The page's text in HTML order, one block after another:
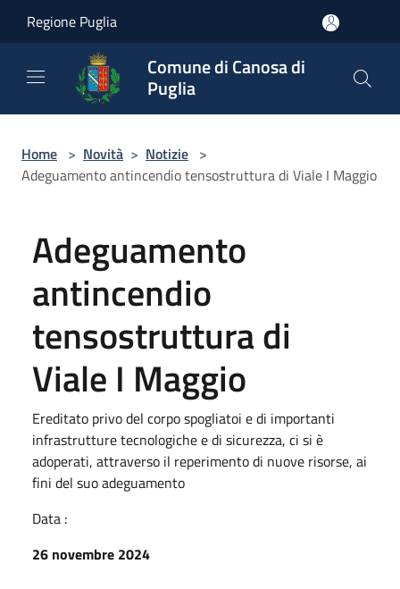
Regione Puglia
Comune di Canosa di
Puglia
Home > Novità > Notizie >
Adeguamento antincendio tensostruttura di Viale I Maggio
Adeguamento
antincendio
tensostruttura di
Viale I Maggio
Ereditato privo del corpo spogliatoi e di importanti
infrastrutture tecnologiche e di sicurezza, ci si è
adoperati, attraverso il reperimento di nuove risorse, ai
fini del suo adeguamento
Data :
26 novembre 2024